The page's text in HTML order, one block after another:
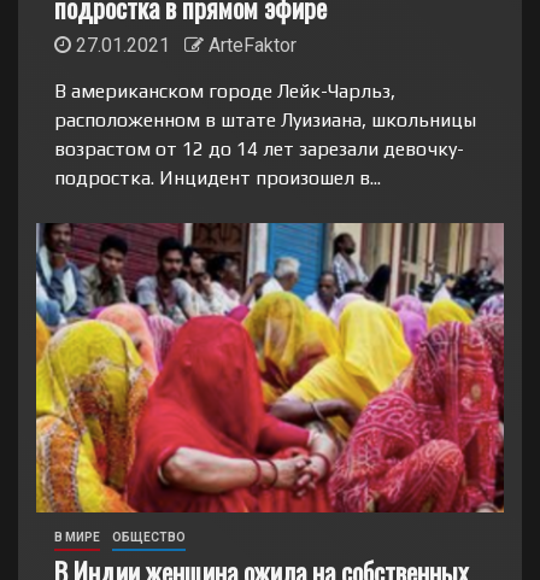
27.01.2021
ArteFaktor
В американском городе Лейк-Чарльз,
расположенном в штате Луизиана, школьницы
возрастом от 12 до 14 лет зарезали девочку-
подростка. Инцидент произошел в...
В МИРЕ ОБЩЕСТВО
В Индии женщина ожила на собственных